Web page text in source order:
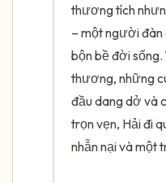
thương tích
– một người
bộn bề đời
thương, những
đầu dang dở và
trọn vẹn, Hải đi
nhẫn nại và một